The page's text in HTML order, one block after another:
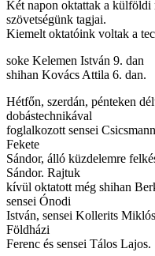
Két napon oktattak a külföldi
szövetségünk tagjai.
Kiemelt oktatóink voltak a
soke Kelemen István 9. dan
shihan Kovács Attila 6. dan.
Hétfőn, szerdán, pénteken
dobástechnikával
foglalkozott sensei
Fekete
Sándor, álló küzdelemre
Sándor. Rajtuk
kívül oktatott még shihan
sensei Ónodi
István, sensei Kollerits
Földházi
Ferenc és sensei Tálos Lajos.